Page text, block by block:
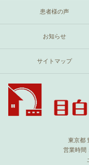
患者様の声
お知らせ
サイトマップ
東京都
営業時間